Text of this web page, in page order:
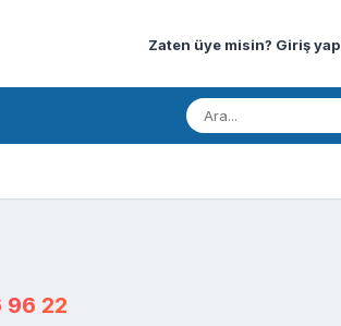
Zaten üye misin? Giriş yap
96 22